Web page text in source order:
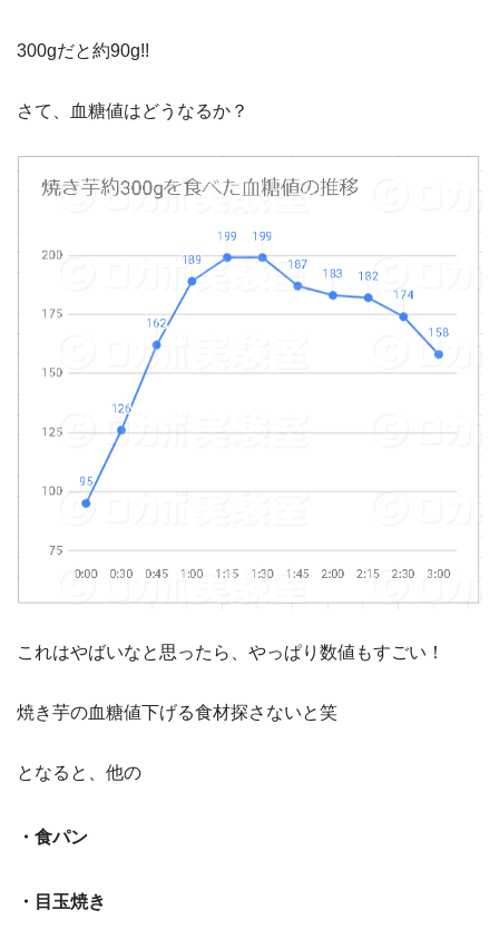
300gだと約90g!!
さて、血糖値はどうなるか？
これはやばいなと思ったら、やっぱり数値もすごい！
焼き芋の血糖値下げる食材探さないと笑
となると、他の
・食パン
・目玉焼き